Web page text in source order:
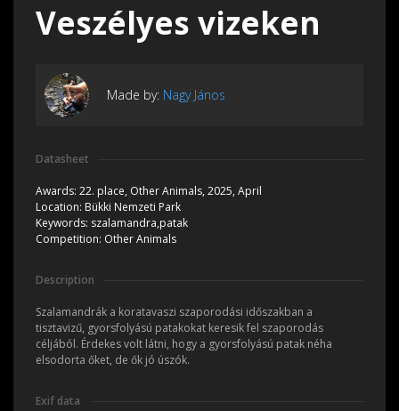
Veszélyes vizeken
Made by: Nagy János
Datasheet
Awards: 22. place, Other Animals, 2025, April
Location: Bükki Nemzeti Park
Keywords: szalamandra,patak
Competition: Other Animals
Description
Szalamandrák a koratavaszi szaporodási időszakban a
tisztavizű, gyorsfolyású patakokat keresik fel szaporodás
céljából. Érdekes volt látni, hogy a gyorsfolyású patak néha
elsodorta őket, de ők jó úszók.
Exif data